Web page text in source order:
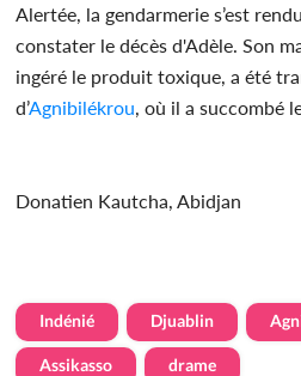
Alertée, la gendarmerie s’est
constater le décès d'Adèle. Son
ingéré le produit toxique, a été
d’Agnibilékrou , où il a succombé
Donatien Kautcha, Abidjan
Indénié Djuablin
Assikasso drame